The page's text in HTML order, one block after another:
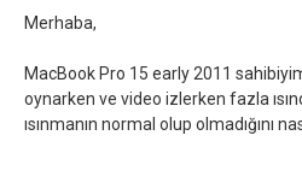
Merhaba,
MacBook Pro 15 early 2011
oynarken ve video izlerken fazla
ısınmanın normal olup olmadığını